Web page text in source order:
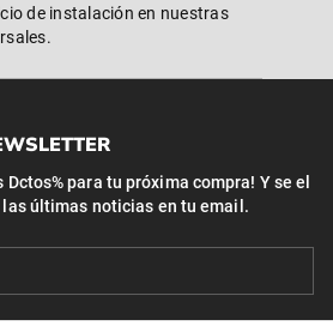
de instalación en nuestras
para tu próxima compra! Y se el
últimas noticias en tu email.